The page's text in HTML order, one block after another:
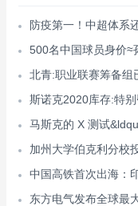
防疫第一！中超体系
500名中国球员身价≈
北青:职业联赛筹备组
斯诺克2020库存:特
马斯克的 X 测试
加州大学伯克利分校
中国高铁首次出海：
东方电气发布全球最